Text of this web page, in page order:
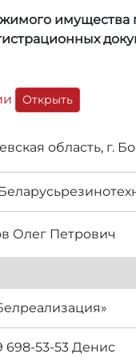
имущества
Открыть
область, г.
Олег Петрович
698-53-53 Денис